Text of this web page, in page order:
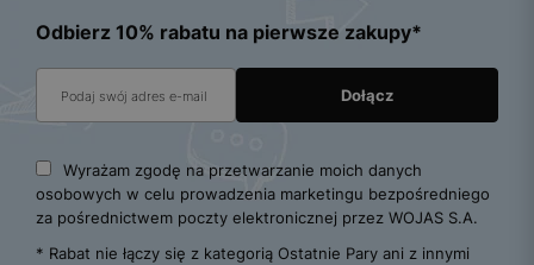
Odbierz 10% rabatu na pierwsze zakupy*
Wyrażam zgodę na przetwarzanie moich danych
osobowych w celu prowadzenia marketingu bezpośredniego
za pośrednictwem poczty elektronicznej przez WOJAS S.A.
* Rabat nie łączy się z kategorią Ostatnie Pary ani z innymi